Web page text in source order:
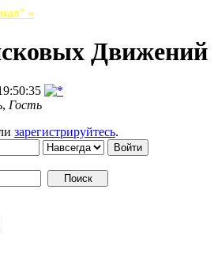
»
Движений
Гость
зарегистрируйтесь.